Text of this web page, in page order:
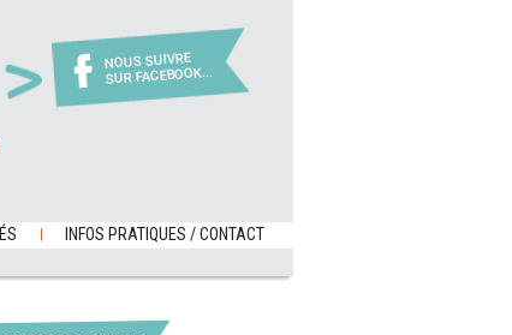
NOUS SUIVRE
SUR FACEBOOK...
INFOS PRATIQUES / CONTACT